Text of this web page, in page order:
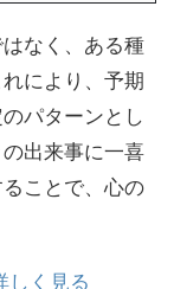
なく、ある種
により、予期
パターンとし
出来事に一喜
ことで、心の
しく見る